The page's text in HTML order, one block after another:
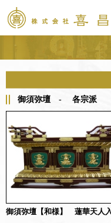
御須弥壇 - 各宗派
御須弥壇【和様】 蓮華天人